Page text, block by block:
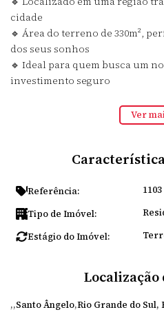
cidade
🔹 Área do terreno de 330m²,
dos seus sonhos
🔹 Ideal para quem busca um
investimento seguro
📞 Consulte o valor e agende
🌟 Não perca essa
Ver
Referência: 1103
Tipo de Imóvel:
Estágio do Imóvel:
Localização
Santo Ângelo Rio Grande do Sul,